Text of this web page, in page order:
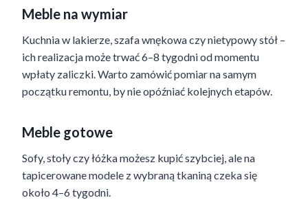
Meble na wymiar
Kuchnia w lakierze, szafa wnękowa czy nietypowy stół –
ich realizacja może trwać 6–8 tygodni od momentu
wpłaty zaliczki. Warto zamówić pomiar na samym
początku remontu, by nie opóźniać kolejnych etapów.
Meble gotowe
Sofy, stoły czy łóżka możesz kupić szybciej, ale na
tapicerowane modele z wybraną tkaniną czeka się
około 4–6 tygodni.